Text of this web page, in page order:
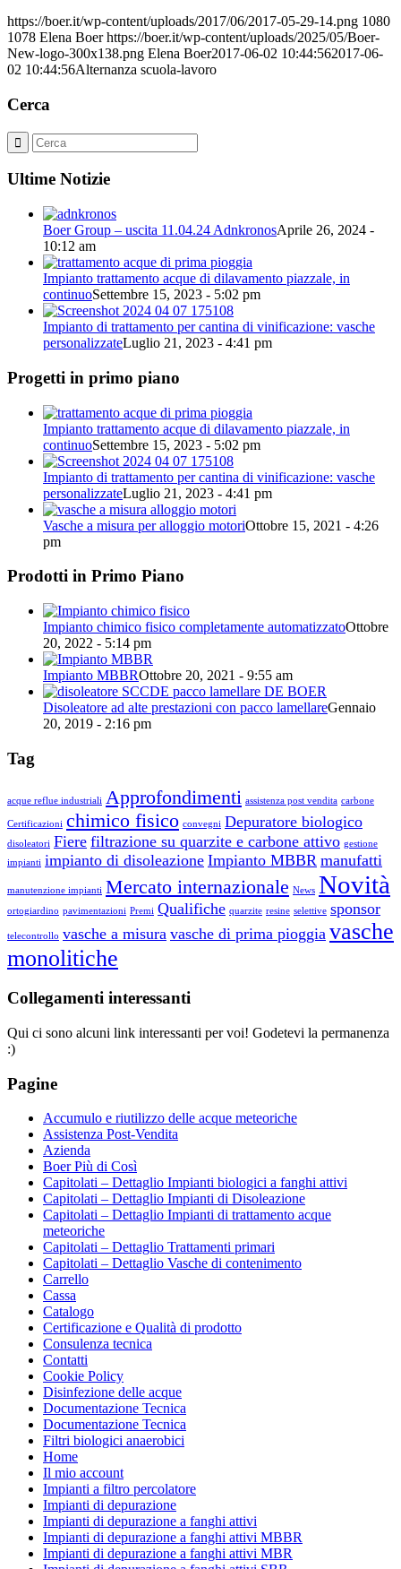
https://boer.it/wp-content/uploads/2017/06/2017-05-29-14.png 1080
1078 Elena Boer https://boer.it/wp-content/uploads/2025/05/Boer-
New-logo-300x138.png Elena Boer2017-06-02 10:44:562017-06-
02 10:44:56Alternanza scuola-lavoro
Cerca
Ultime Notizie
Boer Group – uscita 11.04.24 AdnkronosAprile 26, 2024 -
10:12 am
Impianto trattamento acque di dilavamento piazzale, in
continuoSettembre 15, 2023 - 5:02 pm
Impianto di trattamento per cantina di vinificazione: vasche
personalizzateLuglio 21, 2023 - 4:41 pm
Progetti in primo piano
Impianto trattamento acque di dilavamento piazzale, in
continuoSettembre 15, 2023 - 5:02 pm
Impianto di trattamento per cantina di vinificazione: vasche
personalizzateLuglio 21, 2023 - 4:41 pm
Vasche a misura per alloggio motoriOttobre 15, 2021 - 4:26
pm
Prodotti in Primo Piano
Impianto chimico fisico completamente automatizzatoOttobre
20, 2022 - 5:14 pm
Impianto MBBROttobre 20, 2021 - 9:55 am
Disoleatore ad alte prestazioni con pacco lamellareGennaio
20, 2019 - 2:16 pm
Tag
acque reflue industriali Approfondimenti assistenza post vendita carbone
Certificazioni chimico fisico convegni Depuratore biologico
disoleatori Fiere filtrazione su quarzite e carbone attivo gestione
impianti impianto di disoleazione Impianto MBBR manufatti
manutenzione impianti Mercato internazionale News Novità
ortogiardino pavimentazioni Premi Qualifiche quarzite resine selettive sponsor
telecontrollo vasche a misura vasche di prima pioggia vasche
monolitiche
Collegamenti interessanti
Qui ci sono alcuni link interessanti per voi! Godetevi la permanenza
:)
Pagine
Accumulo e riutilizzo delle acque meteoriche
Assistenza Post-Vendita
Azienda
Boer Più di Così
Capitolati – Dettaglio Impianti biologici a fanghi attivi
Capitolati – Dettaglio Impianti di Disoleazione
Capitolati – Dettaglio Impianti di trattamento acque
meteoriche
Capitolati – Dettaglio Trattamenti primari
Capitolati – Dettaglio Vasche di contenimento
Carrello
Cassa
Catalogo
Certificazione e Qualità di prodotto
Consulenza tecnica
Contatti
Cookie Policy
Disinfezione delle acque
Documentazione Tecnica
Documentazione Tecnica
Filtri biologici anaerobici
Home
Il mio account
Impianti a filtro percolatore
Impianti di depurazione
Impianti di depurazione a fanghi attivi
Impianti di depurazione a fanghi attivi MBBR
Impianti di depurazione a fanghi attivi MBR